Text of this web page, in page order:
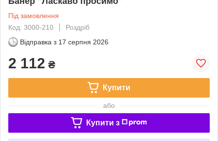
Під замовлення
Код: 3000-210
Роздріб
Відправка з 17 серпня 2026
2 112 ₴
Купити
або
Купити з